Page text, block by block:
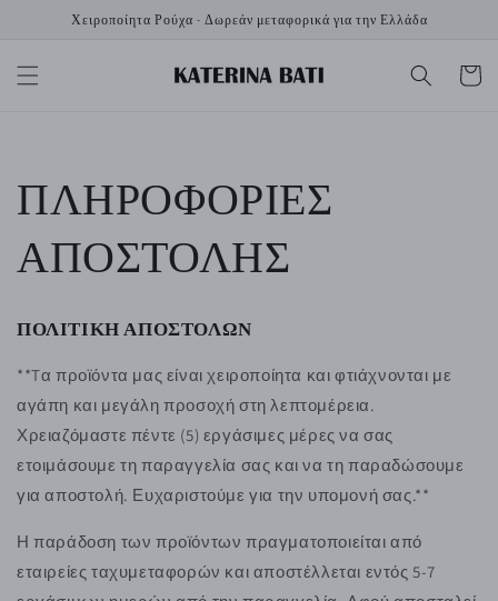
μετάβασηΧειροποίητα Ρούχα - Δωρεάν μεταφορικά για την Ελλάδα
Καλάθι
ΠΛΗΡΟΦΟΡΙΕΣ
ΑΠΟΣΤΟΛΗΣ
ΠΟΛΙΤΙΚΗ ΑΠΟΣΤΟΛΩΝ
**Tα προϊόντα μας είναι χειροποίητα και φτιάχνονται με
αγάπη και μεγάλη προσοχή στη λεπτομέρεια.
Χρειαζόμαστε πέντε (5) εργάσιμες μέρες να σας
ετοιμάσουμε τη παραγγελία σας και να τη παραδώσουμε
για αποστολή. Ευχαριστούμε για την υπομονή σας.**
Η παράδοση των προϊόντων πραγματοποιείται από
εταιρείες ταχυμεταφορών και αποστέλλεται εντός 5-7